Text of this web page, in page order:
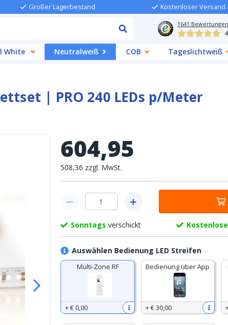
Großer Lagerbestand Kostenloser Versand
1641 Bewertungen
White Neutralweiß COB Tageslichtweiß
| PRO 240 LEDs p/Meter
604,95
508,36 zzgl. MwSt.
Sonntags verschickt Kostenlose
Auswählen Bedienung LED Streifen
Multi-Zone RF
+€ 0,00
Bedienung über App
+€ 30,00